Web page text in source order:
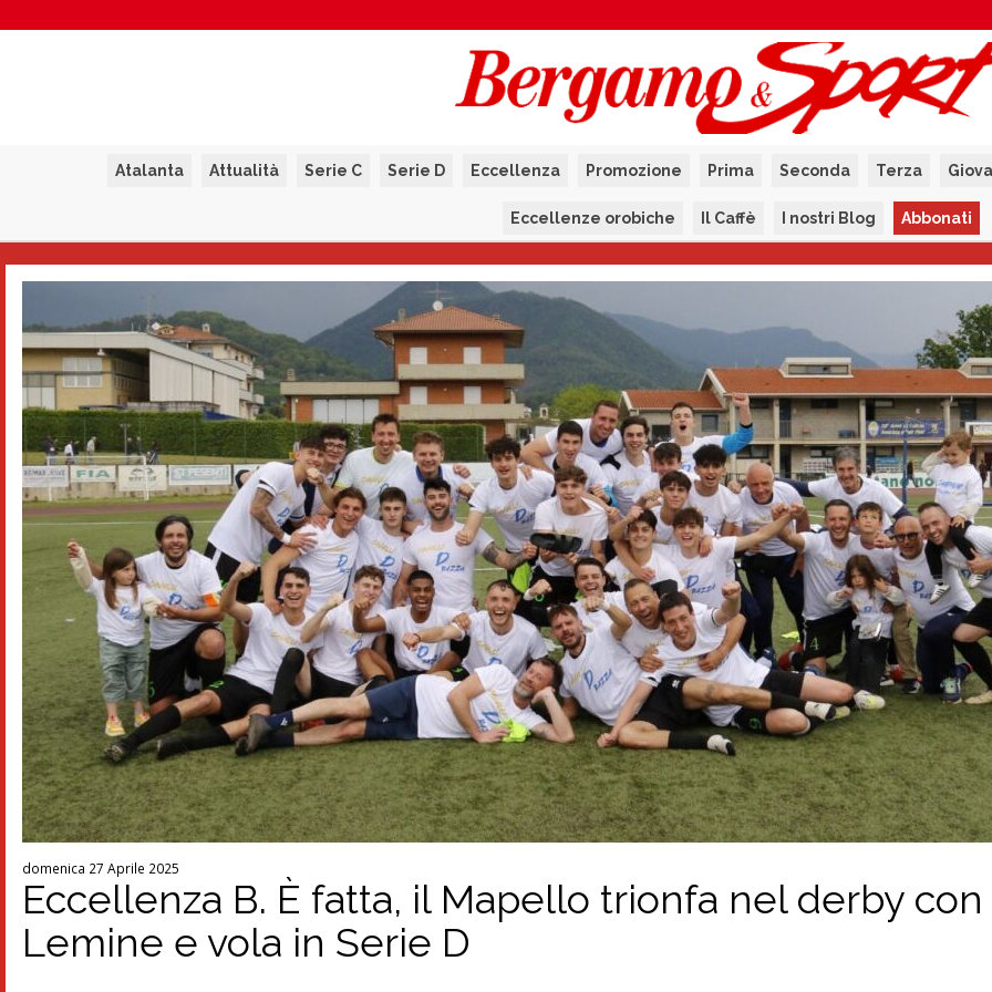
Atalanta Attualità Serie C Serie D Eccellenza Promozione Prima Seconda Terza
Eccellenze orobiche Il Caffè I nostri Blog Abbonati
domenica 27 Aprile 2025
Eccellenza B. È fatta, il Mapello trionfa nel derby con
Lemine e vola in Serie D